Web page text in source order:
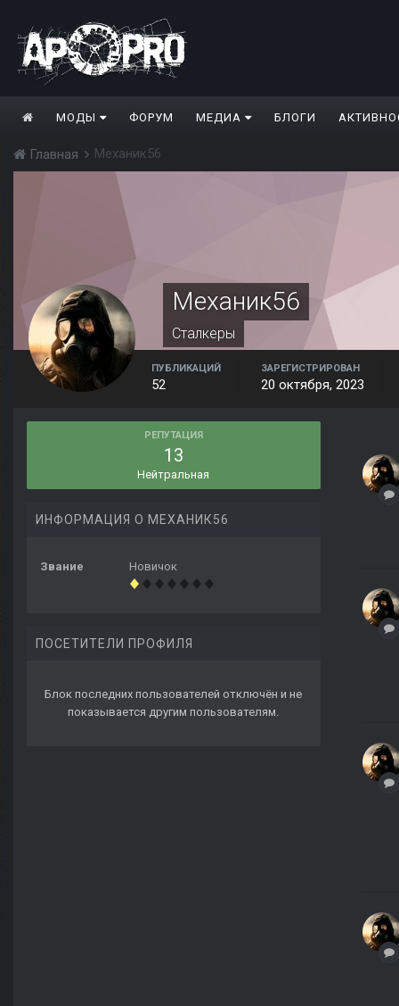
МОДЫ ФОРУМ МЕДИА БЛОГИ
Главная Механик56
Механик56
Сталкеры
ПУБЛИКАЦИЙ
52
ЗАРЕГИСТРИРОВАН
20 октября, 2023
РЕПУТАЦИЯ
13
Нейтральная
ИНФОРМАЦИЯ О МЕХАНИК56
Звание Новичок
ПОСЕТИТЕЛИ ПРОФИЛЯ
Блок последних пользователей отключён и не
показывается другим пользователям.